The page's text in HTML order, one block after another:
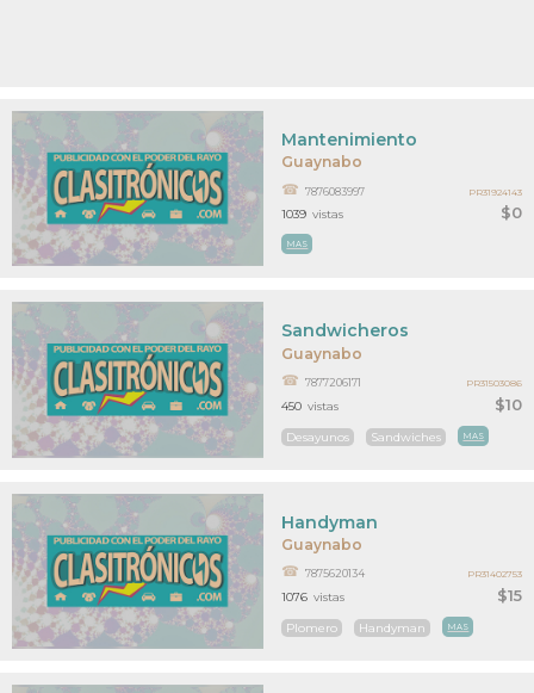
Guaynabo
$0
Mantenimiento
7876083997
MAS
1039 vistas
PR31924143
Guaynabo
$10
Sandwicheros
7877206171
Desayunos Sandwiches MAS
450 vistas
PR31503086
Guaynabo
$15
Handyman
7875620134
Plomero Handyman MAS
1076 vistas
PR31402753